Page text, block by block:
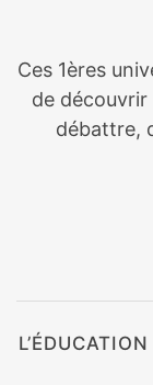
Ces 1ères
de
débattre,